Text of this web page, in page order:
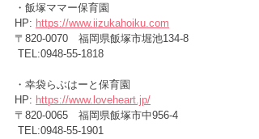
・飯塚ママー保育園
HP: https://www.iizukahoiku.com
〒820-0070　福岡県飯塚市堀池134-8
TEL:0948-55-1818
・幸袋らぶはーと保育園
HP: https://www.loveheart.jp/
〒820-0065　福岡県飯塚市中956-4
TEL:0948-55-1901